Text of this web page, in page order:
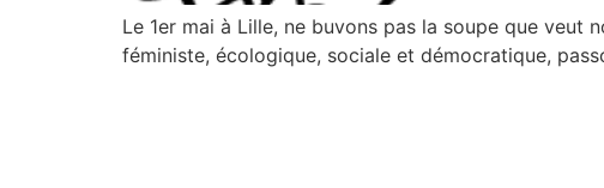
Le 1er mai à Lille, ne buvons pas la soupe que veut
féministe, écologique, sociale et démocratique,